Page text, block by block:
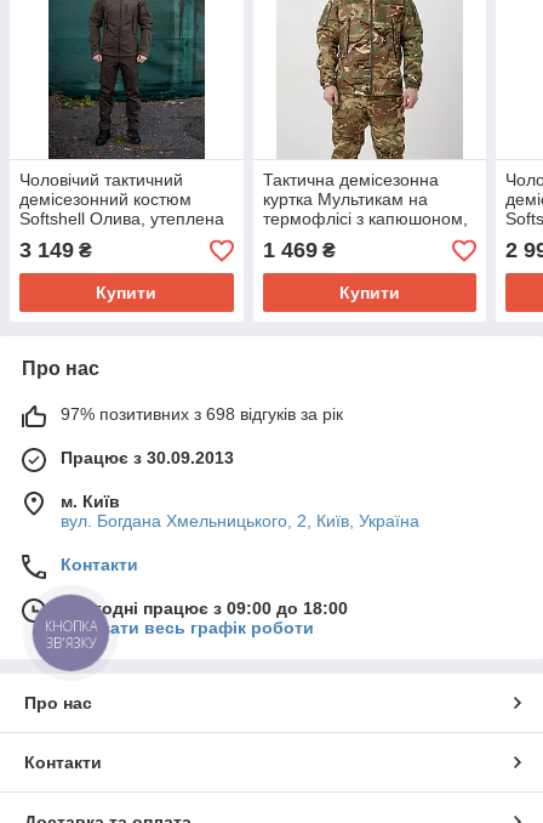
Чоловічий тактичний
демісезонний костюм
Softshell Олива, утеплена
куртка на флісі і штани
3 149 ₴
Купити
Тактична демісезонна
куртка Мультикам на
термофлісі з капюшоном,
чоловіча утеплена куртка
1 469₴
Купити
2
Про нас
97% позитивних з 698 відгуків за рік
Працює з 30.09.2013
м. Київ
вул. Богдана Хмельницького, 2, Київ, Україна
Контакти
Сьогодні працює з 09:00 до 18:00
Показати весь графік роботи
Про нас
Контакти
КНОПКА
ЗВ'ЯЗКУ